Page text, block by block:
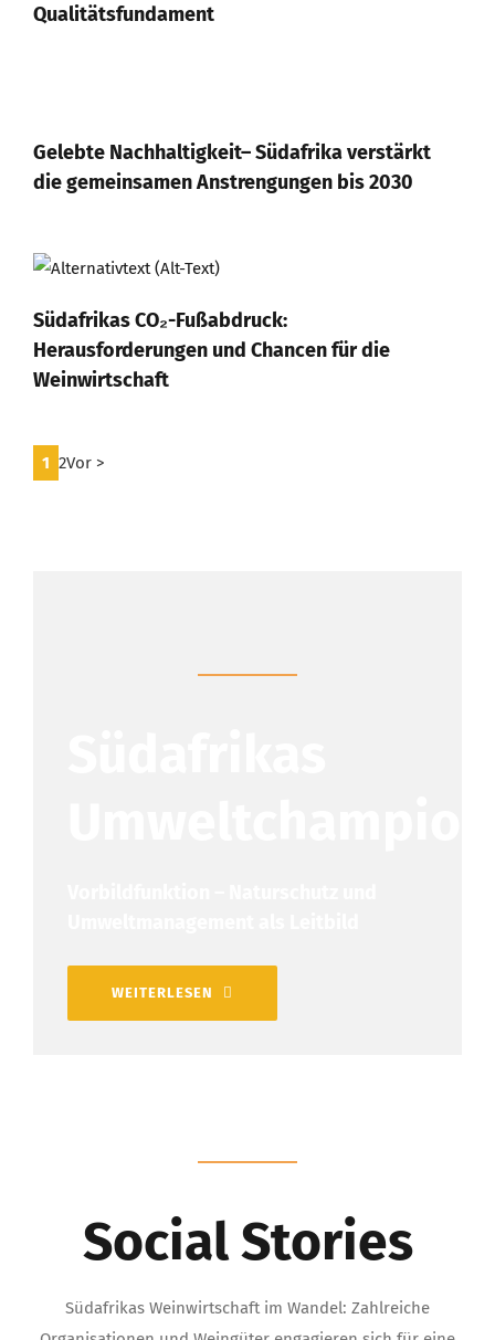
Qualitätsfundament
Gelebte Nachhaltigkeit– Südafrika verstärkt
die gemeinsamen Anstrengungen bis 2030
Südafrikas CO₂-Fußabdruck:
Herausforderungen und Chancen für die
Weinwirtschaft
1 2Vor >
WEITERLESEN
Social Stories
Südafrikas Weinwirtschaft im Wandel: Zahlreiche